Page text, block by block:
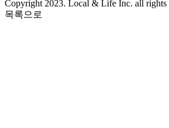
Copyright 2023. Local & Life Inc. all rights
목록으로